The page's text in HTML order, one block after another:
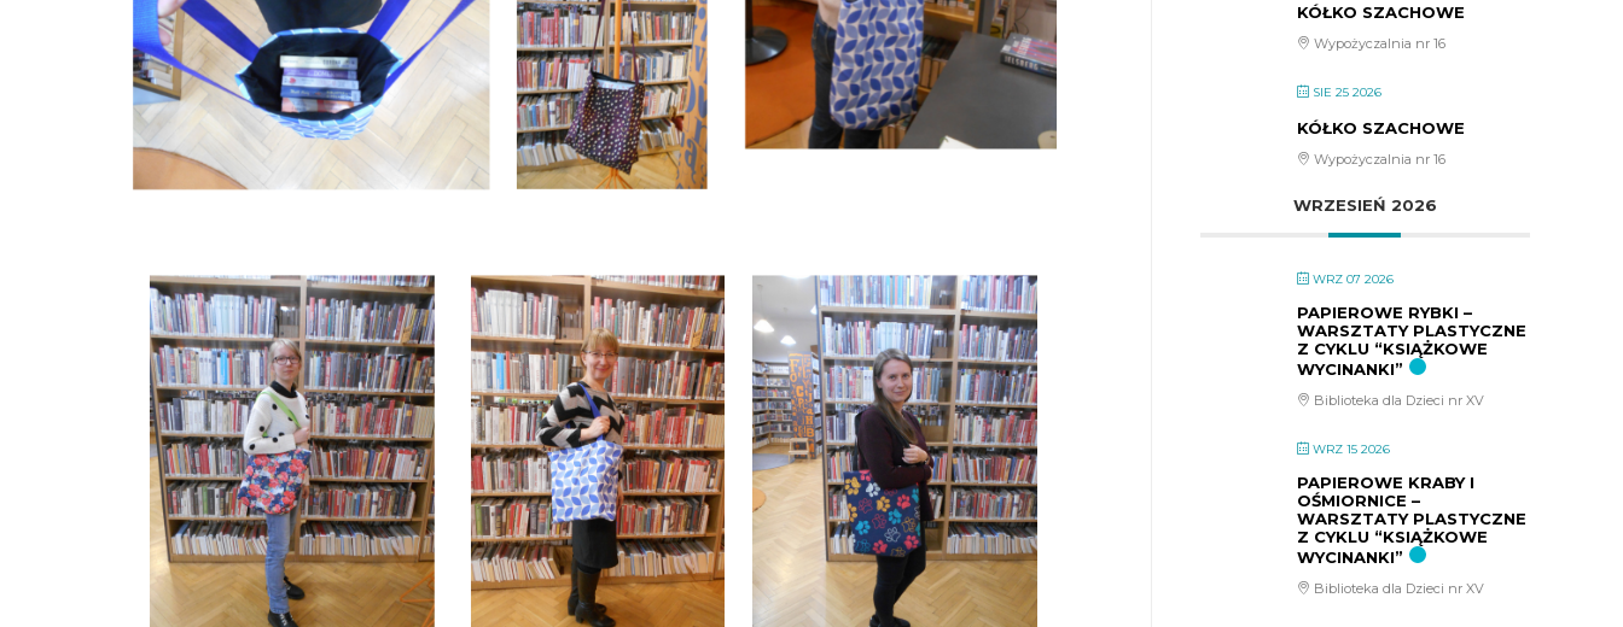
KÓŁKO SZACHOWE
Wypożyczalnia nr 16
SIE 25 2026
KÓŁKO SZACHOWE
Wypożyczalnia nr 16
WRZESIEŃ 2026
WRZ 07 2026
PAPIEROWE RYBKI –
WARSZTATY PLASTYCZNE
Z CYKLU “KSIĄŻKOWE
WYCINANKI”
Biblioteka dla Dzieci nr XV
WRZ 15 2026
PAPIEROWE KRABY I
OŚMIORNICE –
WARSZTATY PLASTYCZNE
Z CYKLU “KSIĄŻKOWE
WYCINANKI”
Biblioteka dla Dzieci nr XV